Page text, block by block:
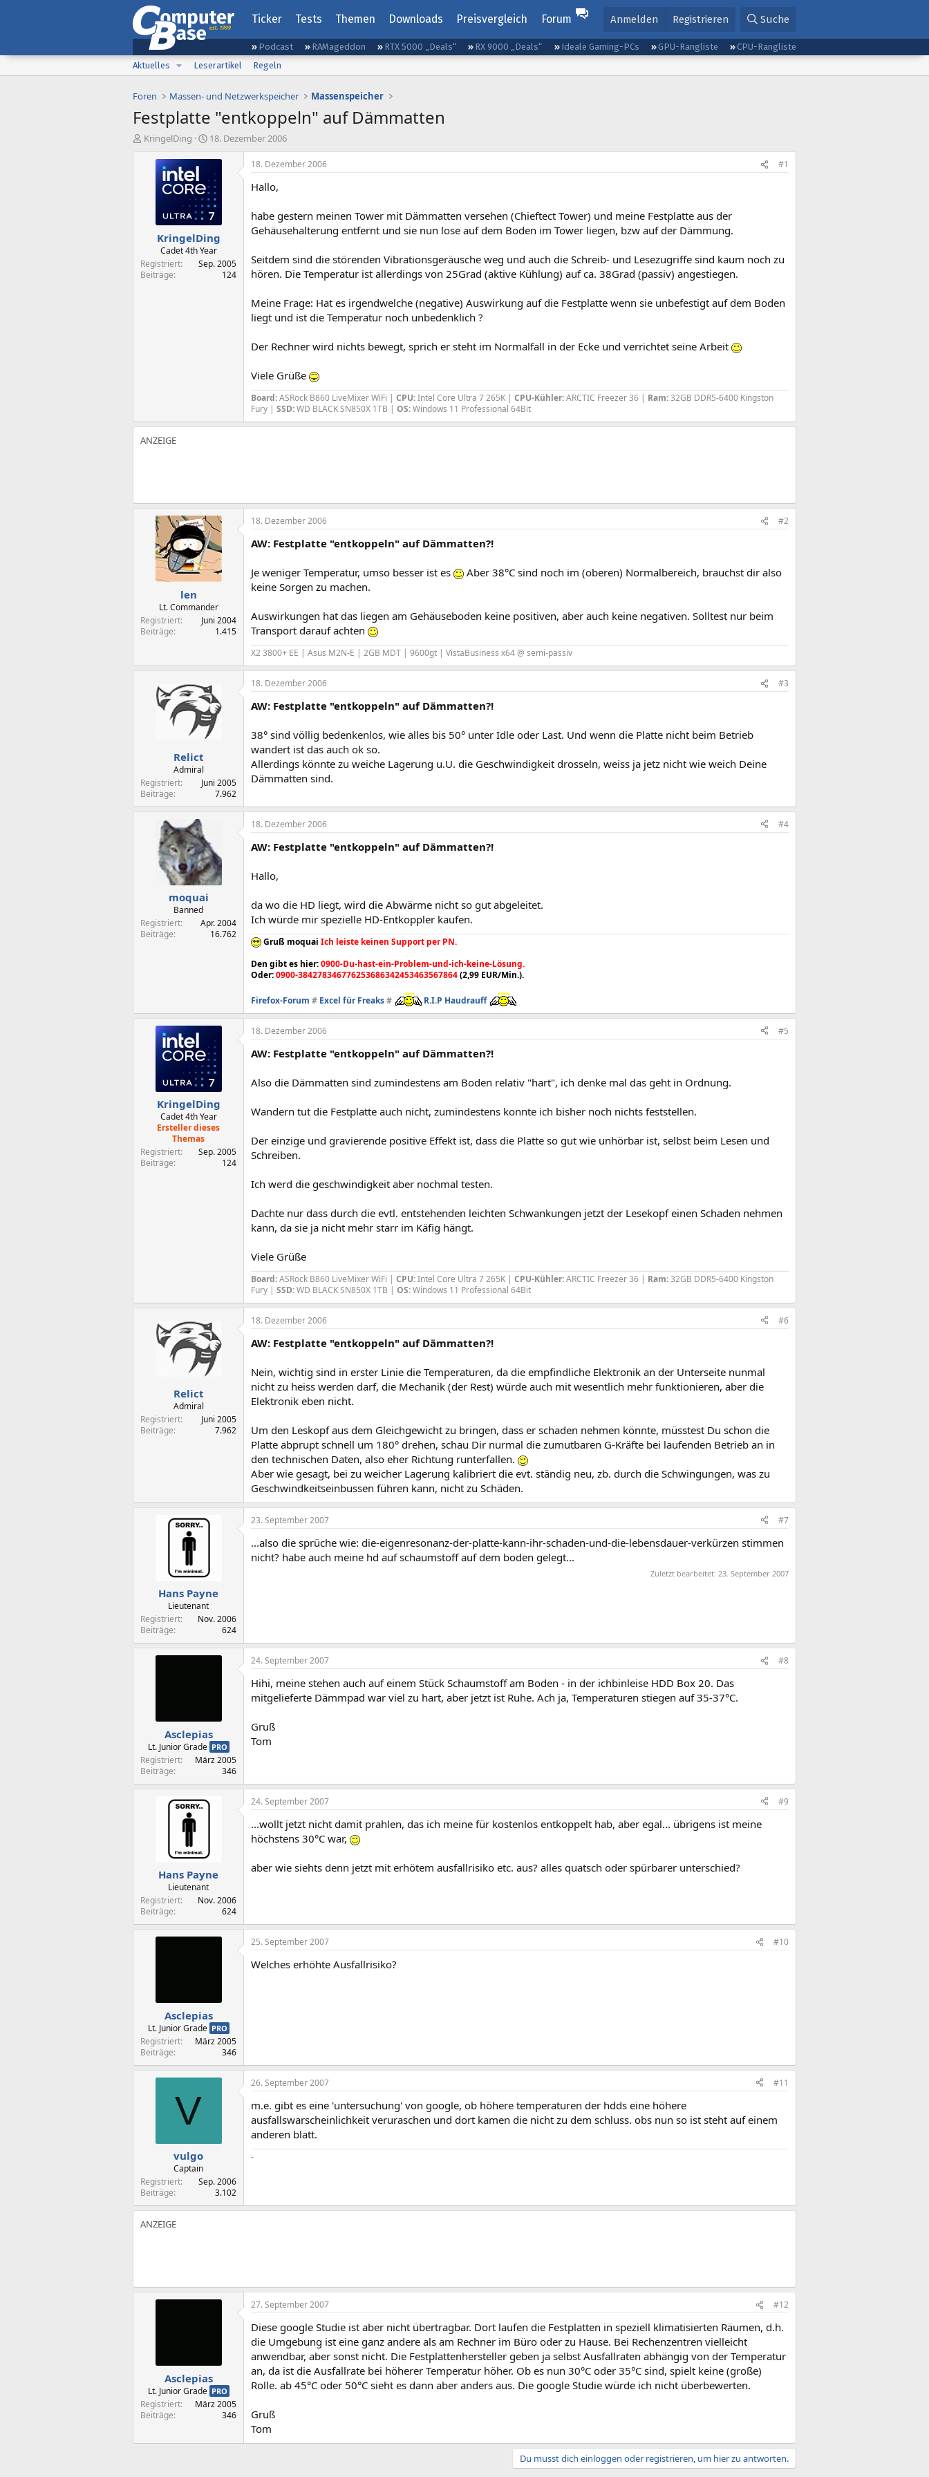
Ticker Tests Themen Downloads Preisvergleich Forum Anmelden Registrieren Suche
Podcast RAMageddon RTX 5000 „Deals“ RX 9000 „Deals“ Ideale Gaming-PCs GPU-Rangliste
CPU-Rangliste
Aktuelles
Leserartikel Regeln
Foren Massen- und Netzwerkspeicher Massenspeicher
Festplatte "entkoppeln" auf Dämmatten
E
KringelDing
E
s
e
l
l
t
a
m
18. Dezember 2006
KringelDing
Cadet 4th Year
Registriert
Sep. 2005
Beiträge
124
18. Dezember 2006 #1
Hallo,
habe gestern meinen Tower mit Dämmatten versehen (Chieftect Tower) und meine Festplatte aus der
Gehäusehalterung entfernt und sie nun lose auf dem Boden im Tower liegen, bzw auf der Dämmung.
Seitdem sind die störenden Vibrationsgeräusche weg und auch die Schreib- und Lesezugriffe sind kaum noch zu
hören. Die Temperatur ist allerdings von 25Grad (aktive Kühlung) auf ca. 38Grad (passiv) angestiegen.
Meine Frage: Hat es irgendwelche (negative) Auswirkung auf die Festplatte wenn sie unbefestigt auf dem Boden
liegt und ist die Temperatur noch unbedenklich ?
Der Rechner wird nichts bewegt, sprich er steht im Normalfall in der Ecke und verrichtet seine Arbeit
Viele Grüße
Board:ASRock B860 LiveMixer WiFi | CPU:Intel Core Ultra 7 265K | CPU-Kühler:ARCTIC Freezer 36 | Ram:32GB DDR5-6400 Kingston
Fury | SSD:WD BLACK SN850X 1TB | OS:Windows 11 Professional 64Bit
len
Lt. Commander
Registriert
Juni 2004
Beiträge
1.415
18. Dezember 2006 #2
AW: Festplatte "entkoppeln" auf Dämmatten?!
Je weniger Temperatur, umso besser ist es
Aber 38°C sind noch im (oberen) Normalbereich, brauchst dir also
keine Sorgen zu machen.
Auswirkungen hat das liegen am Gehäuseboden keine positiven, aber auch keine negativen. Solltest nur beim
Transport darauf achten
X2 3800+ EE | Asus M2N-E | 2GB MDT | 9600gt | VistaBusiness x64 @ semi-passiv
Relict
Admiral
Registriert
Juni 2005
Beiträge
7.962
18. Dezember 2006 #3
AW: Festplatte "entkoppeln" auf Dämmatten?!
38° sind völlig bedenkenlos, wie alles bis 50° unter Idle oder Last. Und wenn die Platte nicht beim Betrieb
wandert ist das auch ok so.
Allerdings könnte zu weiche Lagerung u.U. die Geschwindigkeit drosseln, weiss ja jetz nicht wie weich Deine
Dämmatten sind.
moquai
Banned
Registriert
Apr. 2004
Beiträge
16.762
18. Dezember 2006 #4
AW: Festplatte "entkoppeln" auf Dämmatten?!
Hallo,
da wo die HD liegt, wird die Abwärme nicht so gut abgeleitet.
Ich würde mir spezielle HD-Entkoppler kaufen.
Gruß moquai Ich leiste keinen Support per PN.
Den gibt es hier:0900-Du-hast-ein-Problem-und-ich-keine-Lösung.
Oder:0900-384278346776253686342453463567864(2,99 EUR/Min.).
Firefox-Forum # Excel für Freaks# R.I.P Haudrauff
KringelDing
Cadet 4th Year
Ersteller dieses
Themas
Registriert
Sep. 2005
Beiträge
124
18. Dezember 2006 #5
AW: Festplatte "entkoppeln" auf Dämmatten?!
Also die Dämmatten sind zumindestens am Boden relativ "hart", ich denke mal das geht in Ordnung.
Wandern tut die Festplatte auch nicht, zumindestens konnte ich bisher noch nichts feststellen.
Der einzige und gravierende positive Effekt ist, dass die Platte so gut wie unhörbar ist, selbst beim Lesen und
Schreiben.
Ich werd die geschwindigkeit aber nochmal testen.
Dachte nur dass durch die evtl. entstehenden leichten Schwankungen jetzt der Lesekopf einen Schaden nehmen
kann, da sie ja nicht mehr starr im Käfig hängt.
Viele Grüße
Board:ASRock B860 LiveMixer WiFi | CPU:Intel Core Ultra 7 265K | CPU-Kühler:ARCTIC Freezer 36 | Ram:32GB DDR5-6400 Kingston
Fury | SSD:WD BLACK SN850X 1TB | OS:Windows 11 Professional 64Bit
Relict
Admiral
Registriert
Juni 2005
Beiträge
7.962
18. Dezember 2006 #6
AW: Festplatte "entkoppeln" auf Dämmatten?!
Nein, wichtig sind in erster Linie die Temperaturen, da die empfindliche Elektronik an der Unterseite nunmal
nicht zu heiss werden darf, die Mechanik (der Rest) würde auch mit wesentlich mehr funktionieren, aber die
Elektronik eben nicht.
Um den Leskopf aus dem Gleichgewicht zu bringen, dass er schaden nehmen könnte, müsstest Du schon die
Platte abprupt schnell um 180° drehen, schau Dir nurmal die zumutbaren G-Kräfte bei laufenden Betrieb an in
den technischen Daten, also eher Richtung runterfallen.
Aber wie gesagt, bei zu weicher Lagerung kalibriert die evt. ständig neu, zb. durch die Schwingungen, was zu
Geschwindkeitseinbussen führen kann, nicht zu Schäden.
Hans Payne
Lieutenant
Registriert
Nov. 2006
Beiträge
624
23. September 2007 #7
...also die sprüche wie: die-eigenresonanz-der-platte-kann-ihr-schaden-und-die-lebensdauer-verkürzen stimmen
nicht? habe auch meine hd auf schaumstoff auf dem boden gelegt...
Zuletzt bearbeitet: 23. September 2007
Asclepias
Lt. Junior Grade PRO
Registriert
März 2005
Beiträge
346
24. September 2007 #8
Hihi, meine stehen auch auf einem Stück Schaumstoff am Boden - in der ichbinleise HDD Box 20. Das
mitgelieferte Dämmpad war viel zu hart, aber jetzt ist Ruhe. Ach ja, Temperaturen stiegen auf 35-37°C.
Gruß
Tom
Hans Payne
Lieutenant
Registriert
Nov. 2006
Beiträge
624
24. September 2007 #9
...wollt jetzt nicht damit prahlen, das ich meine für kostenlos entkoppelt hab, aber egal... übrigens ist meine
höchstens 30°C war,
aber wie siehts denn jetzt mit erhötem ausfallrisiko etc. aus? alles quatsch oder spürbarer unterschied?
Asclepias
Lt. Junior Grade PRO
Registriert
März 2005
Beiträge
346
25. September 2007 #10
Welches erhöhte Ausfallrisiko?
V
vulgo
Captain
Registriert
Sep. 2006
Beiträge
3.102
26. September 2007 #11
m.e. gibt es eine 'untersuchung' von google, ob höhere temperaturen der hdds eine höhere
ausfallswarscheinlichkeit veruraschen und dort kamen die nicht zu dem schluss. obs nun so ist steht auf einem
anderen blatt.
-
Asclepias
Lt. Junior Grade PRO
Registriert
März 2005
Beiträge
346
27. September 2007 #12
Diese google Studie ist aber nicht übertragbar. Dort laufen die Festplatten in speziell klimatisierten Räumen, d.h.
die Umgebung ist eine ganz andere als am Rechner im Büro oder zu Hause. Bei Rechenzentren vielleicht
anwendbar, aber sonst nicht. Die Festplattenhersteller geben ja selbst Ausfallraten abhängig von der Temperatur
an, da ist die Ausfallrate bei höherer Temperatur höher. Ob es nun 30°C oder 35°C sind, spielt keine (große)
Rolle. ab 45°C oder 50°C sieht es dann aber anders aus. Die google Studie würde ich nicht überbewerten.
Gruß
Tom
Du musst dich einloggen oder registrieren, um hier zu antworten.